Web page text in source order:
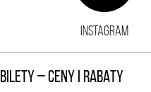
INSTAGRAM
BILETY – CENY I RABATY